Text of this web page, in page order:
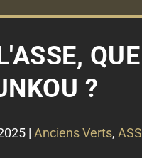
?
| Anciens Verts,